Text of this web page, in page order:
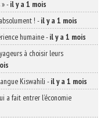
-il y a 1 mois
! -il y a 1 mois
humaine-il y a 1 mois
à choisir leurs
Kiswahili -il y a 1 mois
a fait entrer l’économie